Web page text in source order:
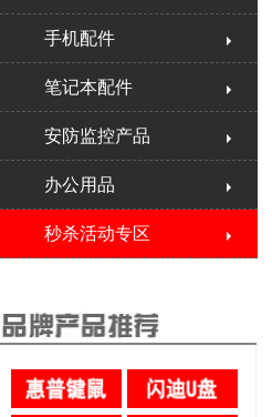
手机配件
笔记本配件
安防监控产品
办公用品
秒杀活动专区